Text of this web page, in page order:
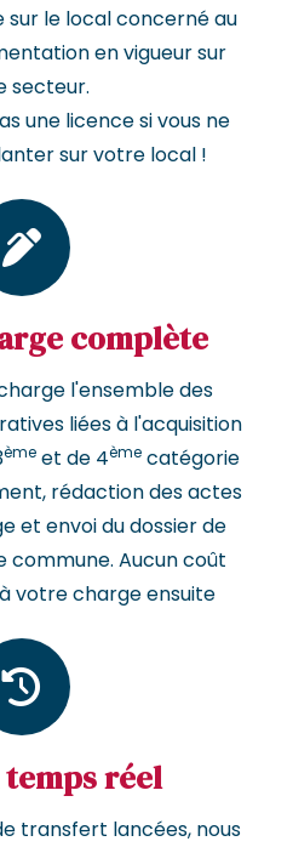
sur le local concerné au
en vigueur sur
secteur.
une licence si vous ne
sur votre local !
complète
l'ensemble des
liées à l'acquisition
ème et de 4ème catégorie
rédaction des actes
et envoi du dossier de
Aucun coût
votre charge ensuite
réel
transfert lancées, nous